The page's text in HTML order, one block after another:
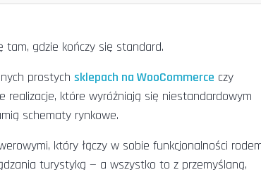
tam, gdzie kończy się standard.
prostychsklepach na WooCommerce czy
realizacje, które wyróżniają się niestandardowym
schematy rynkowe.
który łączy w sobie funkcjonalności
turystyką — a wszystko to z przemyślaną,